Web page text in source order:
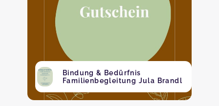
Bindung & Bedürfnis
Familienbegleitung Jula Brandl